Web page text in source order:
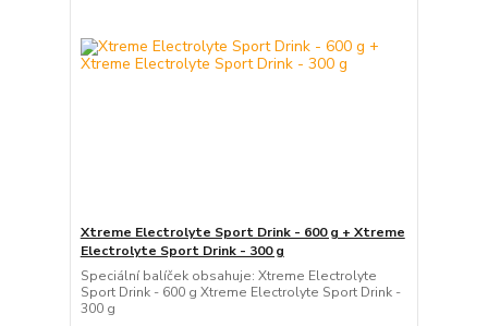
Xtreme Electrolyte Sport Drink - 600 g + Xtreme
Electrolyte Sport Drink - 300 g
Speciální balíček obsahuje: Xtreme Electrolyte
Sport Drink - 600 g Xtreme Electrolyte Sport Drink -
300 g